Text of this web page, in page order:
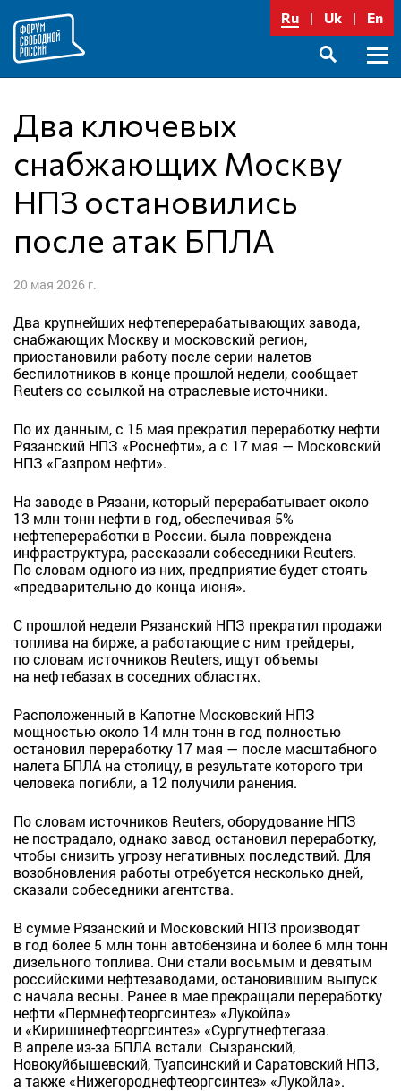
содержимому
Ru Uk En
Два ключевых
снабжающих Москву
НПЗ остановились
после атак БПЛА
20 мая 2026 г.
Два крупнейших нефтеперерабатывающих завода,
снабжающих Москву и московский регион,
приостановили работу после серии налетов
беспилотников в конце прошлой недели, сообщает
Reuters со ссылкой на отраслевые источники.
По их данным, с 15 мая прекратил переработку нефти
Рязанский НПЗ «Роснефти», а с 17 мая — Московский
НПЗ «Газпром нефти».
На заводе в Рязани, который перерабатывает около
13 млн тонн нефти в год, обеспечивая 5%
нефтепереработки в России. была повреждена
инфраструктура, рассказали собеседники Reuters.
По словам одного из них, предприятие будет стоять
«предварительно до конца июня».
С прошлой недели Рязанский НПЗ прекратил продажи
топлива на бирже, а работающие с ним трейдеры,
по словам источников Reuters, ищут объемы
на нефтебазах в соседних областях.
Расположенный в Капотне Московский НПЗ
мощностью около 14 млн тонн в год полностью
остановил переработку 17 мая — после масштабного
налета БПЛА на столицу, в результате которого три
человека погибли, а 12 получили ранения.
По словам источников Reuters, оборудование НПЗ
не пострадало, однако завод остановил переработку,
чтобы снизить ⁠угрозу негативных последствий. Для
возобновления работы отребуется несколько дней,
сказали собеседники агентства.
В сумме Рязанский и Московский НПЗ производят
в год более 5 млн тонн автобензина и более 6 млн тонн
дизельного топлива. Они стали восьмым и девятым
российскими нефтезаводами, остановившим выпуск
с начала весны. Ранее в мае прекращали переработку
нефти «Пермнефтеоргсинтез» «Лукойла»
и «Киришинефтеоргсинтез» «Сургутнефтегаза.
В апреле из-за БПЛА встали Сызранский,
Новокуйбышевский, Туапсинский и Саратовский НПЗ,
а также «Нижегороднефтеоргсинтез» «Лукойла».